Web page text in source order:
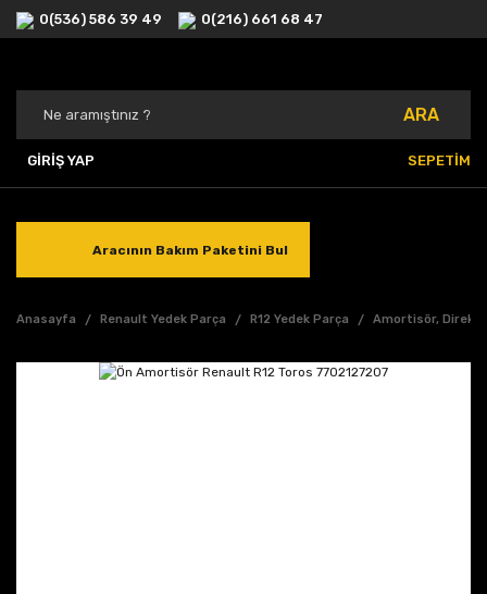
0(536) 586 39 49 0(216) 661 68 47
ARA
GİRİŞ YAP SEPETİM
Aracının Bakım Paketini Bul
Anasayfa Renault Yedek Parça R12 Yedek Parça Amortisör,